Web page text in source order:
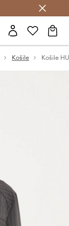
Košile Košile